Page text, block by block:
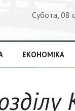
Субота, 08
ЕКОНОМІКА